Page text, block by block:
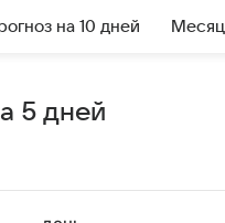
на 10 дней Месяц
5 дней